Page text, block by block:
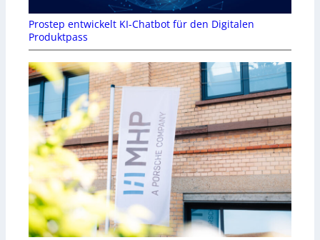
Prostep entwickelt KI-Chatbot für den Digitalen
Produktpass